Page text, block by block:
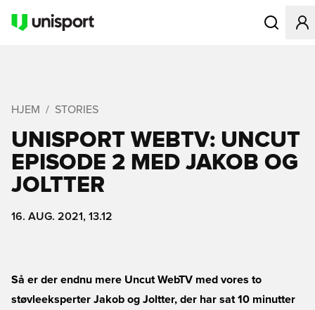
Åbner en
HJEM STORIES
UNISPORT WEBTV: UNCUT
EPISODE 2 MED JAKOB OG
JOLTTER
16. AUG. 2021, 13.12
Så er der endnu mere Uncut WebTV med vores to
støvleeksperter Jakob og Joltter, der har sat 10 minutter